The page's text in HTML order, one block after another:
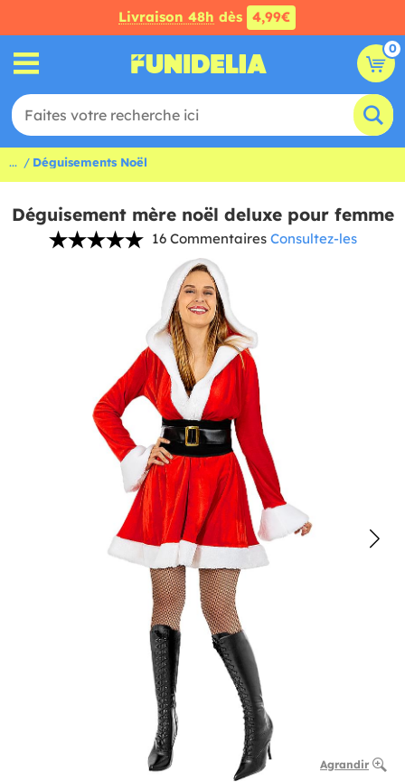
Livraison 48h dès 4,99€
0
... Déguisements Noël
Déguisement mère noël deluxe pour femme
16 Commentaires Consultez-les
Agrandir